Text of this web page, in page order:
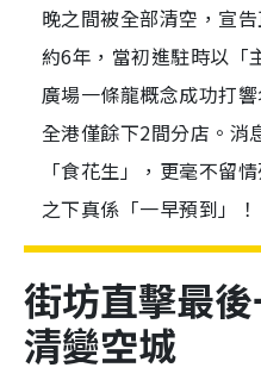
晚之間被全部清空，宣
約6年，當初進駐時以「
廣場一條龍概念成功打
全港僅餘下2間分店。消
「食花生」，更毫不留
之下真係「一早預到」！
街坊直擊最
清變空城